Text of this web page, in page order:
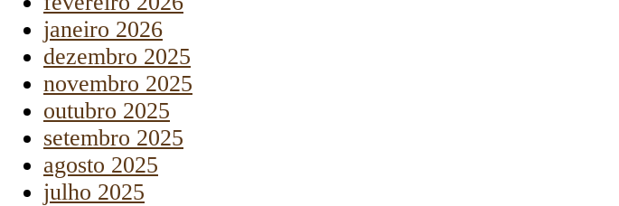
janeiro 2026
dezembro 2025
novembro 2025
outubro 2025
setembro 2025
agosto 2025
julho 2025